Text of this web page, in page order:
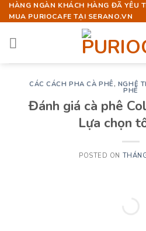
Skip
to
content
HÀNG NGÀN KHÁCH HÀNG ĐÃ YÊU
MUA PURIOCAFE TẠI SERANO.VN
CÁC CÁCH PHA CÀ PHÊ , NGHỆ
PHÊ
Đánh giá cà phê
Lựa chọn
POSTED ON